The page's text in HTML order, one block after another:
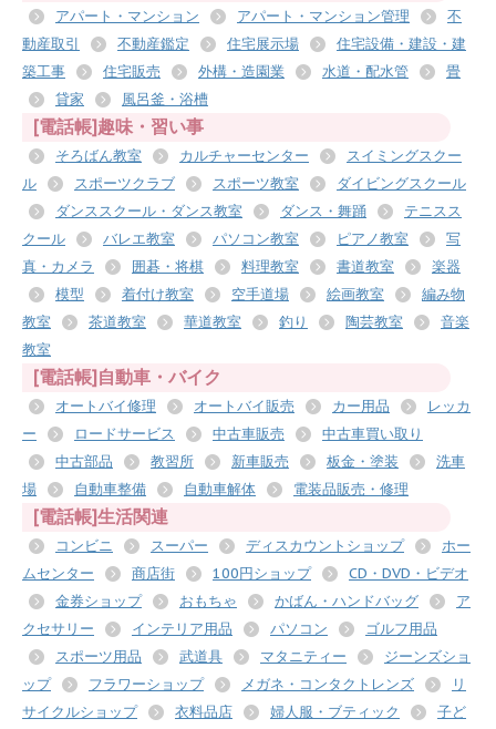
アパート・マンション アパート・マンション管理
不
動産取引
不動産鑑定 住宅展示場
住宅設備・建設・建
築工事
住宅販売 外構・造園業 水道・配水管
畳
貸家
風呂釜・浴槽
[電話帳]趣味・習い事
そろばん教室 カルチャーセンター
スイミングスクー
ル
スポーツクラブ スポーツ教室
ダイビングスクール
ダンススクール・ダンス教室
ダンス・舞踊
テニスス
クール
バレエ教室 パソコン教室 ピアノ教室
写
真・カメラ
囲碁・将棋 料理教室 書道教室
楽器
模型
着付け教室 空手道場 絵画教室
編み物
教室
茶道教室 華道教室 釣り 陶芸教室
音楽
教室
[電話帳]自動車・バイク
オートバイ修理 オートバイ販売 カー用品
レッカ
ー
ロードサービス 中古車販売
中古車買い取り
中古部品
教習所 新車販売 板金・塗装
洗車
場
自動車整備 自動車解体 電装品販売・修理
[電話帳]生活関連
コンビニ スーパー ディスカウントショップ
ホー
ムセンター
商店街 100円ショップ
CD・DVD・ビデオ
金券ショップ
おもちゃ かばん・ハンドバッグ
ア
クセサリー
インテリア用品 パソコン
ゴルフ用品
スポーツ用品
武道具 マタニティー
ジーンズショ
ップ
フラワーショップ メガネ・コンタクトレンズ
リ
サイクルショップ
衣料品店 婦人服・ブティック
子ど